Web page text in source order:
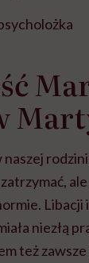
naszej
zatrzymać,
Libacji
niezłą
też